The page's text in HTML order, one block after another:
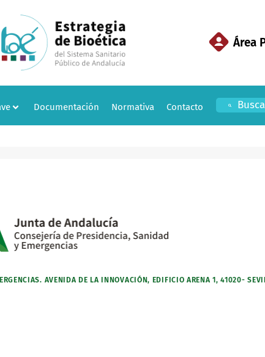
Área
Documentación Normativa Contacto
AVENIDA DE LA INNOVACIÓN, EDIFICIO ARENA 1, 41020-